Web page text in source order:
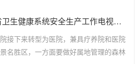
五云山疗养院传达省卫生健康系统安全生产工作电视电话会议精神
接下来转型为医院，兼具疗养院和医院
名胜区，一方面要做好属地管理的森林